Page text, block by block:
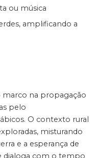
ou música
amplificando a
marco na propagação
pelo
O contexto rural
misturando
e a esperança de
dialoga com o tempo